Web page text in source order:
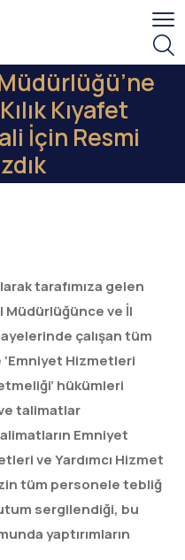
Kıyafet
İçin Resmi
tarafımıza gelen
Müdürlüğünce ve İl
çalışan tüm
Hizmetleri
hükümleri
talimatlar
Emniyet
ve Yardımcı Hizmet
tüm personele tebliğ
sergilendiği, bu
yaptırımların